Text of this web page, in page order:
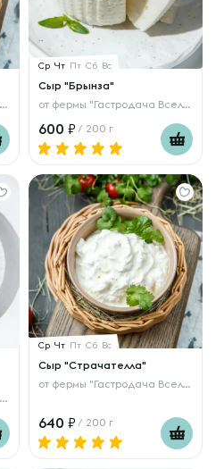
Ср Чт Пт Сб Вс
Сыр "Брынза"
от фермы "Гастродача Вселуг"
600 / 200 г
Ср Чт Пт Сб Вс
Сыр "Страчателла"
от фермы "Гастродача Вселуг"
640 / 200 г